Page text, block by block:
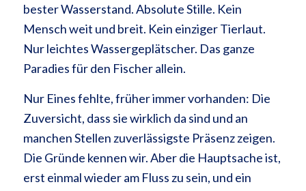
bester Wasserstand. Absolute Stille. Kein
Mensch weit und breit. Kein einziger Tierlaut.
Nur leichtes Wassergeplätscher. Das ganze
Paradies für den Fischer allein.
Nur Eines fehlte, früher immer vorhanden: Die
Zuversicht, dass sie wirklich da sind und an
manchen Stellen zuverlässigste Präsenz zeigen.
Die Gründe kennen wir. Aber die Hauptsache ist,
erst einmal wieder am Fluss zu sein, und ein